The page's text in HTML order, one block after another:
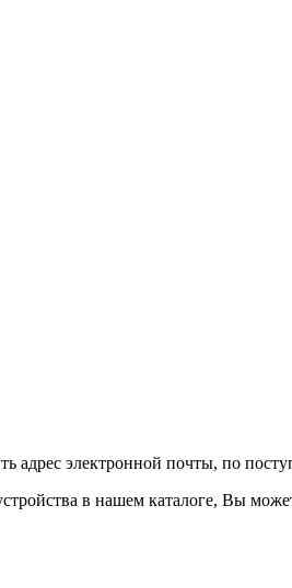
адрес электронной почты, по
в нашем каталоге, Вы